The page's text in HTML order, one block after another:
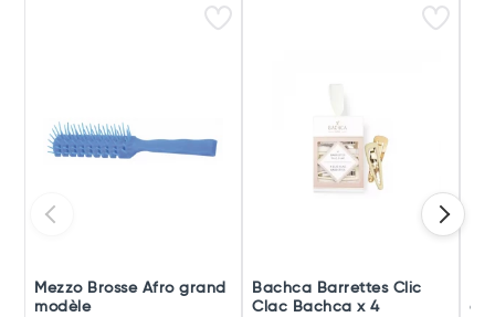
Mezzo Brosse Afro grand
modèle
Bachca Barrettes Clic
Clac Bachca x 4